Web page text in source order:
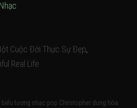
Cuộc Đời Thực Sự Đẹp,
Real Life
tượng nhạc pop Christopher dung hòa